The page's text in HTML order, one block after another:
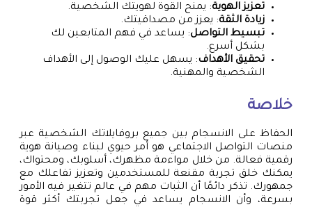
تعزيز الهوية: يمنح القوة لهويتك الشخصية.
زيادة الثقة: يعزز من مصداقيتك.
تبسيط التواصل: يساعد في فهم المتابعين لك
بشكل أسرع.
تحقيق الأهداف: يسهل عليك الوصول إلى الأهداف
الشخصية والمهنية.
خلاصة
الحفاظ على الانسجام بين جميع بروفايلاتك الشخصية عبر
منصات التواصل الاجتماعي هو أمر حيوي لبناء وصيانة هوية
رقمية فعالة. من خلال مواءمة مظهرك، أسلوبك، ومحتواك،
يمكنك خلق تجربة مقنعة للمستخدمين وتعزيز تفاعلك مع
جمهورك. تذكر دائمًا أن الثبات مهم في عالم تتغير فيه الأمور
بسرعة، وأن الانسجام يساعد في جعل تجربتك أكثر قوة